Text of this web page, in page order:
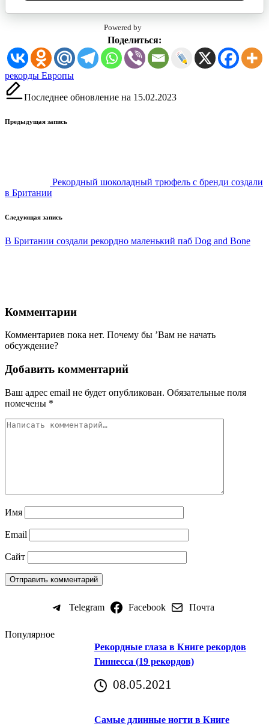
Powered by
Поделиться:
Метки:
рекорды Европы
Последнее обновление на 15.02.2023
Навигация
Предыдущая запись
Рекордный шоколадный трюфель с бренди создали
в Британии
Следующая запись
В Британии создали рекордно маленький паб Dog and Bone
Комментарии
Комментариев пока нет. Почему бы ’Вам не начать
обсуждение?
Добавить комментарий
Ваш адрес email не будет опубликован. Обязательные поля
помечены *
Имя
Email
Сайт
Telegram Facebook Почта
Популярное
Рекордные глаза в Книге рекордов
Гиннесса (19 рекордов)
08.05.2021
Самые длинные ногти в Книге